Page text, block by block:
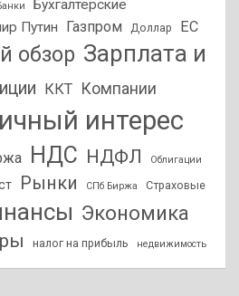
Бухгалтерские
Путин Газпром Доллар ЕС
обзор Зарплата и
ККТ Компании
интерес
НДС НДФЛ Облигации
Рынки СПб Биржа Страховые
Экономика
налог на прибыль недвижимость